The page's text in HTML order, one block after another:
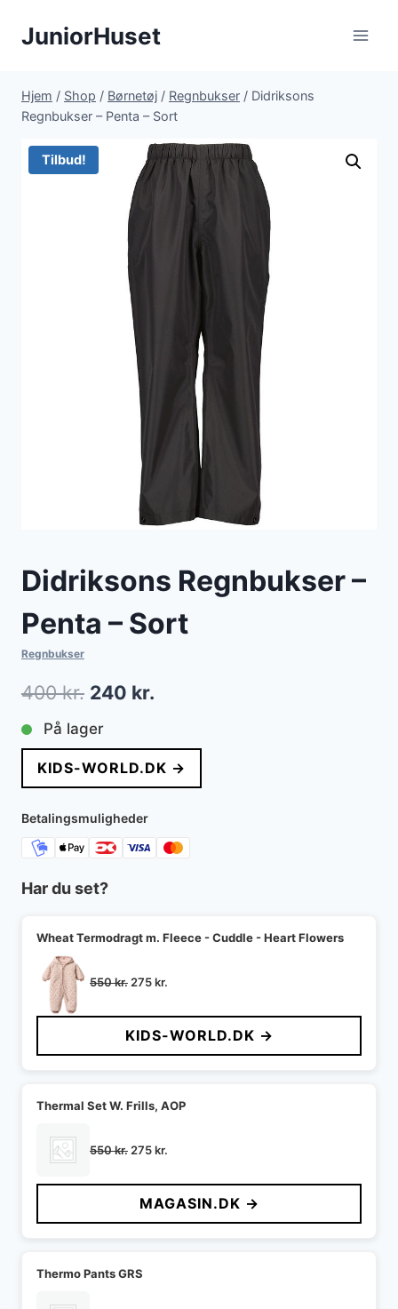
JuniorHuset
Hjem / Shop / Børnetøj / Regnbukser / Didriksons
Regnbukser – Penta – Sort
Tilbud!
Didriksons Regnbukser –
Penta – Sort
Regnbukser
400kr. Den
oprindelige
pris
var:
400 kr..
240 kr.
pris
er:
På lager
KIDS-WORLD.DK →
Betalingsmuligheder
Har du set?
Wheat Termodragt m. Fleece - Cuddle - Heart Flowers
550kr. Den
pris
var:
550 kr..
275kr.
pris
er:
275 kr..
KIDS-WORLD.DK →
Thermal Set W. Frills, AOP
550kr. Den
pris
var:
550 kr..
275kr.
pris
er:
275 kr..
MAGASIN.DK →
Thermo Pants GRS